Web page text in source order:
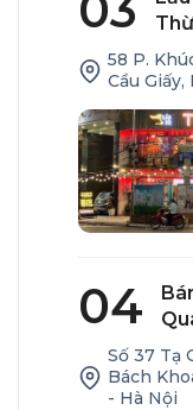
58 P.
Cầu Giấy,
04
Số 37 Tạ
Bách
- Hà Nội